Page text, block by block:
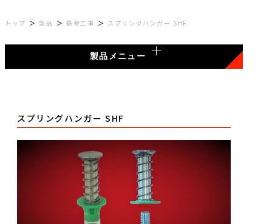
トップ 製品 鉄骨工事 スプリングハンガー SHF
製品メニュー
スプリングハンガー SHF